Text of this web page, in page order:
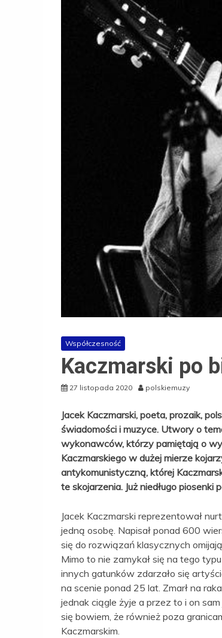
Współczesność
Kaczmarski po
27 listopada 2020 polskiemuzy
Jacek Kaczmarski, poeta, prozaik,
świadomości i muzyce. Utwory o
wykonawców, którzy pamiętają o
Kaczmarskiego w dużej mierze
antykomunistyczną, której
te skojarzenia. Już niedługo
Jacek Kaczmarski reprezentował
jedną osobę. Napisał ponad 600
się do rozwiązań klasycznych
Mimo to nie zamykał się na tego
innych gatunków zdarzało się
na scenie ponad 25 lat. Zmarł na
jednak ciągle żyje a przez to i on
się bowiem, że również poza
Kaczmarskim.